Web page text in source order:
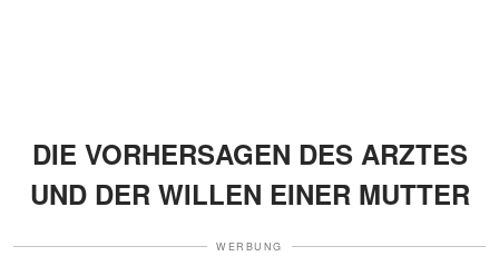
DIE VORHERSAGEN DES ARZTES
UND DER WILLEN EINER MUTTER
WERBUNG